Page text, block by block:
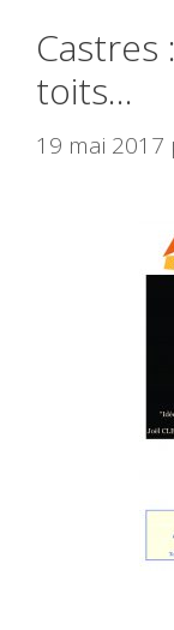
Castres
toits…
19 mai 2017